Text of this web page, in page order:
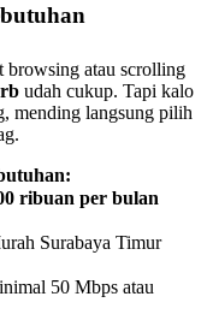
browsing atau scrolling
udah cukup. Tapi kalo
mending langsung pilih
ribuan per bulan
Surabaya Timur
50 Mbps atau